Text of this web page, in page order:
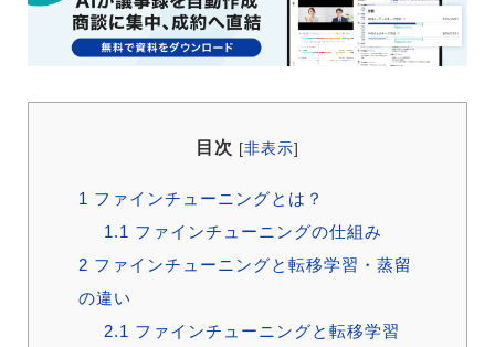
目次 [非表示]
1 ファインチューニングとは？
1.1 ファインチューニングの仕組み
2 ファインチューニングと転移学習・蒸留
の違い
2.1 ファインチューニングと転移学習